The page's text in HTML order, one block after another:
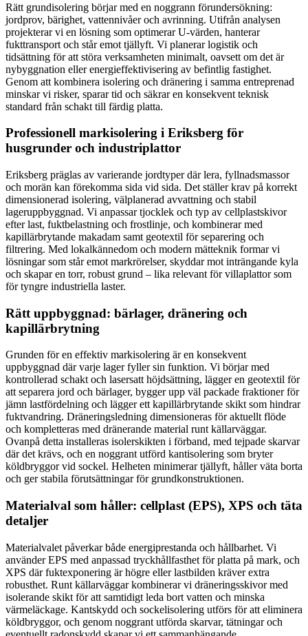
Rätt grundisolering börjar med en noggrann förundersökning:
jordprov, bärighet, vattennivåer och avrinning. Utifrån analysen
projekterar vi en lösning som optimerar U-värden, hanterar
fukttransport och står emot tjällyft. Vi planerar logistik och
tidsättning för att störa verksamheten minimalt, oavsett om det är
nybyggnation eller energieffektivisering av befintlig fastighet.
Genom att kombinera isolering och dränering i samma entreprenad
minskar vi risker, sparar tid och säkrar en konsekvent teknisk
standard från schakt till färdig platta.
Professionell markisolering i Eriksberg för
husgrunder och industriplattor
Eriksberg präglas av varierande jordtyper där lera, fyllnadsmassor
och morän kan förekomma sida vid sida. Det ställer krav på korrekt
dimensionerad isolering, välplanerad avvattning och stabil
lageruppbyggnad. Vi anpassar tjocklek och typ av cellplastskivor
efter last, fuktbelastning och frostlinje, och kombinerar med
kapillärbrytande makadam samt geotextil för separering och
filtrering. Med lokalkännedom och modern mätteknik formar vi
lösningar som står emot markrörelser, skyddar mot inträngande kyla
och skapar en torr, robust grund – lika relevant för villaplattor som
för tyngre industriella laster.
Rätt uppbyggnad: bärlager, dränering och
kapillärbrytning
Grunden för en effektiv markisolering är en konsekvent
uppbyggnad där varje lager fyller sin funktion. Vi börjar med
kontrollerad schakt och lasersatt höjdsättning, lägger en geotextil för
att separera jord och bärlager, bygger upp väl packade fraktioner för
jämn lastfördelning och lägger ett kapillärbrytande skikt som hindrar
fuktvandring. Dräneringsledning dimensioneras för aktuellt flöde
och kompletteras med dränerande material runt källarväggar.
Ovanpå detta installeras isolerskikten i förband, med tejpade skarvar
där det krävs, och en noggrant utförd kantisolering som bryter
köldbryggor vid sockel. Helheten minimerar tjällyft, håller väta borta
och ger stabila förutsättningar för grundkonstruktionen.
Materialval som håller: cellplast (EPS), XPS och täta
detaljer
Materialvalet påverkar både energiprestanda och hållbarhet. Vi
använder EPS med anpassad tryckhållfasthet för platta på mark, och
XPS där fuktexponering är högre eller lastbilden kräver extra
robusthet. Runt källarväggar kombinerar vi dräneringsskivor med
isolerande skikt för att samtidigt leda bort vatten och minska
värmeläckage. Kantskydd och sockelisolering utförs för att eliminera
köldbryggor, och genom noggrant utförda skarvar, tätningar och